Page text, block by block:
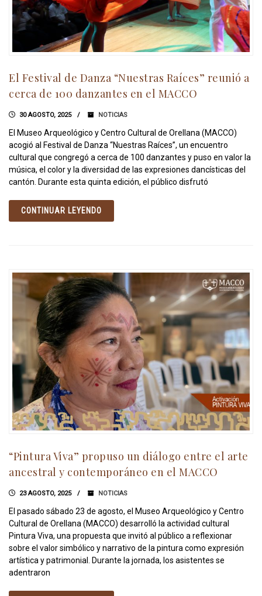
El Festival de Danza “Nuestras Raíces” reunió a
cerca de 100 danzantes en el MACCO
30 AGOSTO, 2025 NOTICIAS
El Museo Arqueológico y Centro Cultural de Orellana (MACCO)
acogió al Festival de Danza “Nuestras Raíces”, un encuentro
cultural que congregó a cerca de 100 danzantes y puso en valor la
música, el color y la diversidad de las expresiones dancísticas del
cantón. Durante esta quinta edición, el público disfrutó
CONTINUAR LEYENDO
“Pintura Viva” propuso un diálogo entre el arte
ancestral y contemporáneo en el MACCO
23 AGOSTO, 2025 NOTICIAS
El pasado sábado 23 de agosto, el Museo Arqueológico y Centro
Cultural de Orellana (MACCO) desarrolló la actividad cultural
Pintura Viva, una propuesta que invitó al público a reflexionar
sobre el valor simbólico y narrativo de la pintura como expresión
artística y patrimonial. Durante la jornada, los asistentes se
adentraron